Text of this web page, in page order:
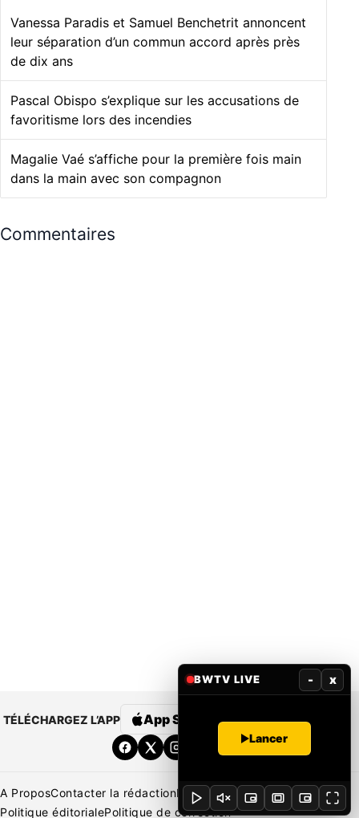
Vanessa Paradis et Samuel Benchetrit annoncent
leur séparation d’un commun accord après près
de dix ans
Pascal Obispo s’explique sur les accusations de
favoritisme lors des incendies
Magalie Vaé s’affiche pour la première fois main
dans la main avec son compagnon
Commentaires
TÉLÉCHARGEZ L’APP App Store Google Play
A ProposContacter la rédactionRédaction Mentions légales
Politique éditorialePolitique de correction
BWTV LIVE - x
Lancer